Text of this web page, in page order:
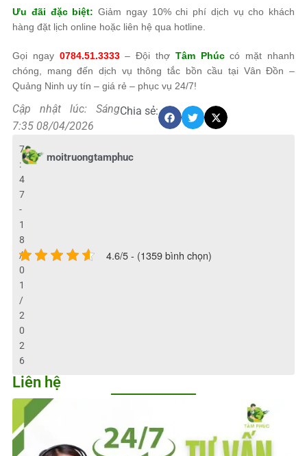
Ưu đãi đặc biệt: Giảm ngay 10% chi phí dịch vụ cho khách
hàng đặt lịch online hoặc liên hệ qua hotline.
Gọi ngay 0784.51.3333– Đội thợ Tâm Phúccó mặt nhanh
chóng, mang đến dịch vụ thông tắc bồn cầu tại Vân Đồn –
Quảng Ninh uy tín – giá rẻ – phục vụ 24/7!
Cập nhật lúc: Sáng
7:35 08/04/2026
Chia sẻ:
moitruongtamphuc
7
:
4
7
-
1
8
/
0
1
/
2
0
2
6
4.6/5 - (1359 bình chọn)
Liên hệ